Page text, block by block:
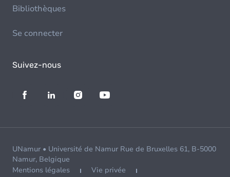
Bibliothèques
Se connecter
Suivez-nous
UNamur • Université de Namur Rue de Bruxelles 61, B-5000
Namur, Belgique
Mentions légales
Vie privée